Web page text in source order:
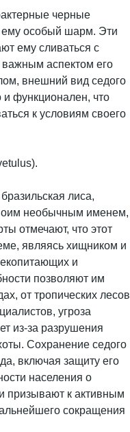
черные
ему особый шарм. Эти
ему сливаться с
аспектом его
внешний вид седого
и функционален, что
к условиям своего
лиса,
необычным именем,
отмечают, что этот
являясь хищником и
и
позволяют им
от тропических лесов
угроза
из-за разрушения
Сохранение седого
включая защиту его
населения о
призывают к активным
сокращения